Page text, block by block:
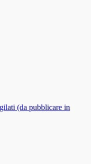
(da pubblicare in